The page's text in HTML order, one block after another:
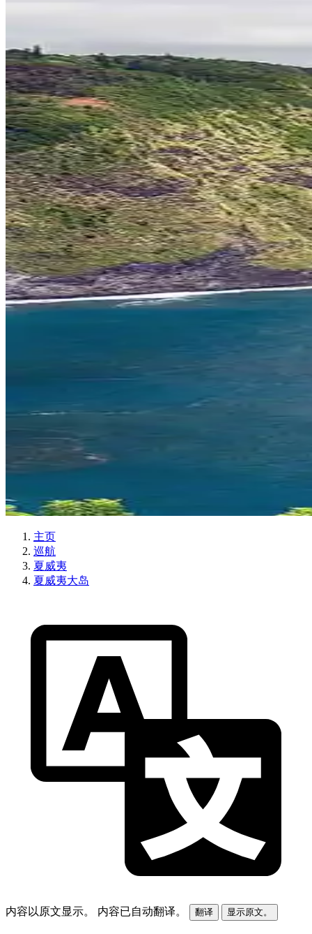
主页
巡航
夏威夷
夏威夷大岛
内容以原文显示。 内容已自动翻译。 翻译 显示原文。